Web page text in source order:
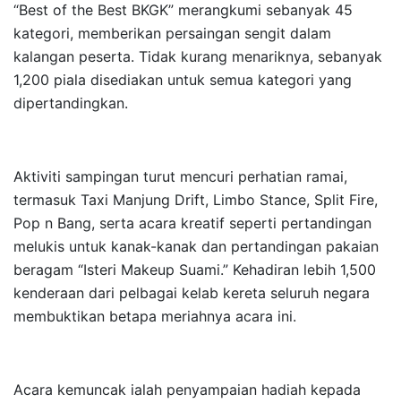
“Best of the Best BKGK” merangkumi sebanyak 45
kategori, memberikan persaingan sengit dalam
kalangan peserta. Tidak kurang menariknya, sebanyak
1,200 piala disediakan untuk semua kategori yang
dipertandingkan.
Aktiviti sampingan turut mencuri perhatian ramai,
termasuk Taxi Manjung Drift, Limbo Stance, Split Fire,
Pop n Bang, serta acara kreatif seperti pertandingan
melukis untuk kanak-kanak dan pertandingan pakaian
beragam “Isteri Makeup Suami.” Kehadiran lebih 1,500
kenderaan dari pelbagai kelab kereta seluruh negara
membuktikan betapa meriahnya acara ini.
Acara kemuncak ialah penyampaian hadiah kepada